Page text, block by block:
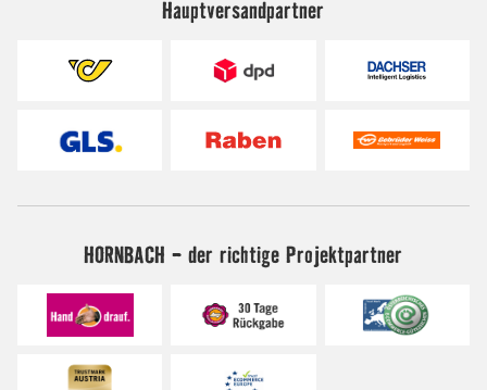
Hauptversandpartner
HORNBACH - der richtige Projektpartner